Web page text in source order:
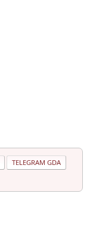
TELEGRAM GDA